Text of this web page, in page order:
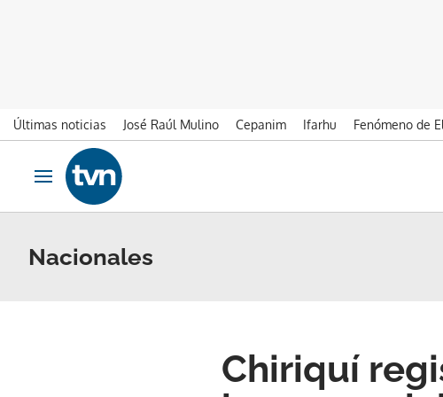
Últimas noticias José Raúl Mulino Cepanim Ifarhu Fenómeno de
Ir al contenido
Obrir navegació
Nacionales
Chiriquí